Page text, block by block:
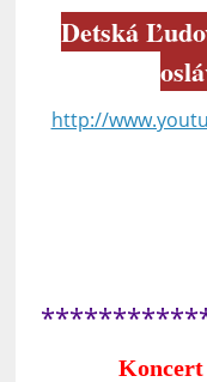
Detská
http://
Koncert